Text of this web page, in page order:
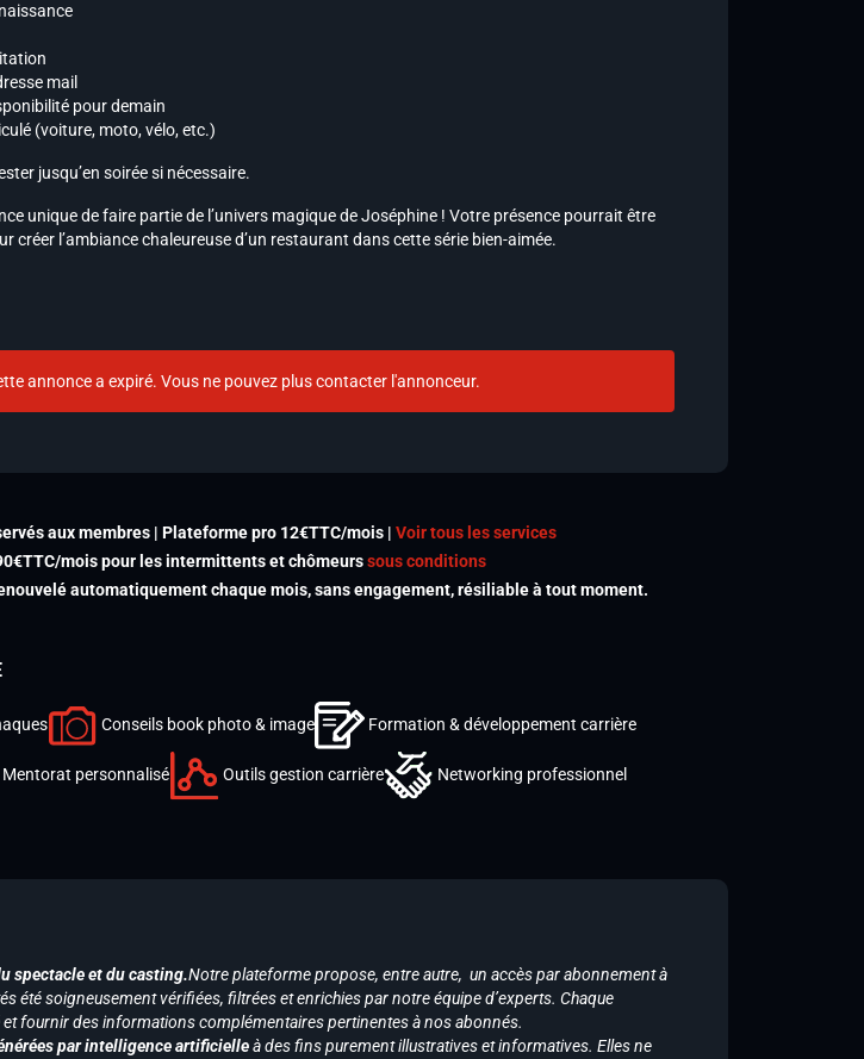
mail
pour demain
(voiture, moto, vélo, etc.)
jusqu’en soirée si nécessaire.
unique de faire partie de l’univers magique de Joséphine ! Votre présence pourrait être
créer l’ambiance chaleureuse d’un restaurant dans cette série bien-aimée.
annonce a expiré. Vous ne pouvez plus contacter l'annonceur.
aux membres | Plateforme pro 12€TTC/mois | Voir tous les services
mois pour les intermittents et chômeurssous conditions
automatiquement chaque mois, sans engagement, résiliable à tout moment.
Conseils book photo & image Formation & développement carrière
Mentorat personnalisé Outils gestion carrière Networking professionnel
spectacle et du casting.Notre plateforme propose, entre autre, un accès par abonnement à
été soigneusement vérifiées, filtrées et enrichies par notre équipe d’experts. Chaque
fournir des informations complémentaires pertinentes à nos abonnés.
par intelligence artificielleà des fins purement illustratives et informatives. Elles ne